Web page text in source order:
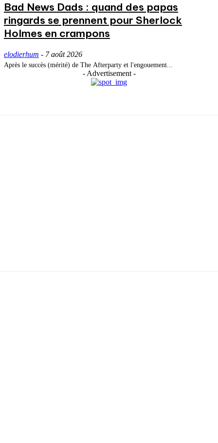
Bad News Dads : quand des papas
ringards se prennent pour Sherlock
Holmes en crampons
elodierhum - 7 août 2026
Après le succès (mérité) de The Afterparty et l'engouement...
- Advertisement -